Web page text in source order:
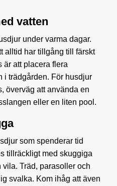
vatten
under varma dagar.
alltid har tillgång till färskt
är att placera flera
i trädgården. För husdjur
överväg att använda en
eller en liten pool.
som spenderar tid
tillräckligt med skuggiga
Träd, parasoller och
svalka. Kom ihåg att även